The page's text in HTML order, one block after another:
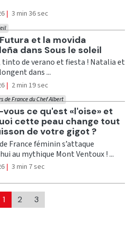
| 3 min 36 sec
et la movida
dans Sous le soleil
tinto de verano et fiesta ! Natalia et
dans ...
| 2 min 19 sec
vous ce qu'est «l'oise» et
cette peau change tout
de votre gigot ?
de France du Chef Albert
France féminin s’attaque
au mythique Mont Ventoux ! ...
| 3 min 7 sec
1 2 3